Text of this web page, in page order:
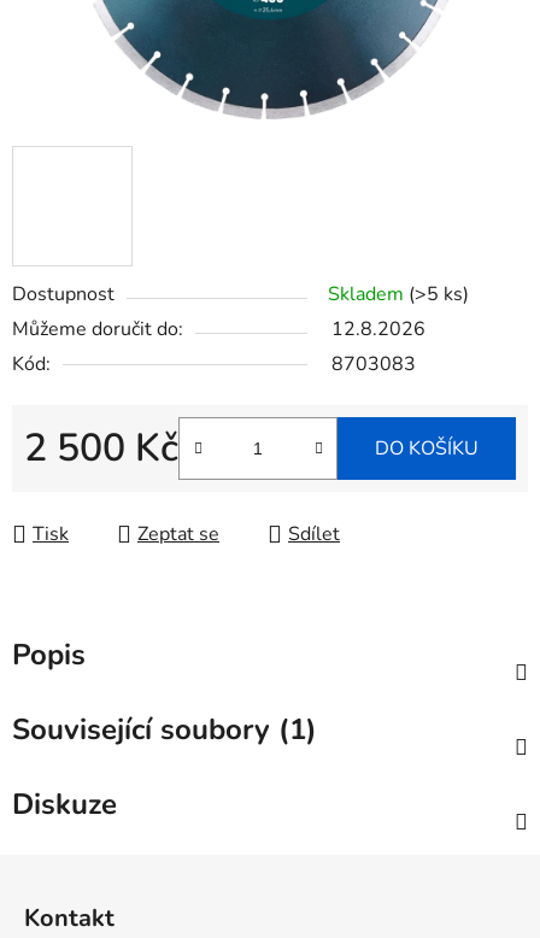
Dostupnost Skladem (>5 ks)
Můžeme doručit do:
12.8.2026
Kód:
8703083
2 500 Kč DO KOŠÍKU
Tisk Zeptat se Sdílet
Popis
Související soubory (1)
Diskuze
Kontakt